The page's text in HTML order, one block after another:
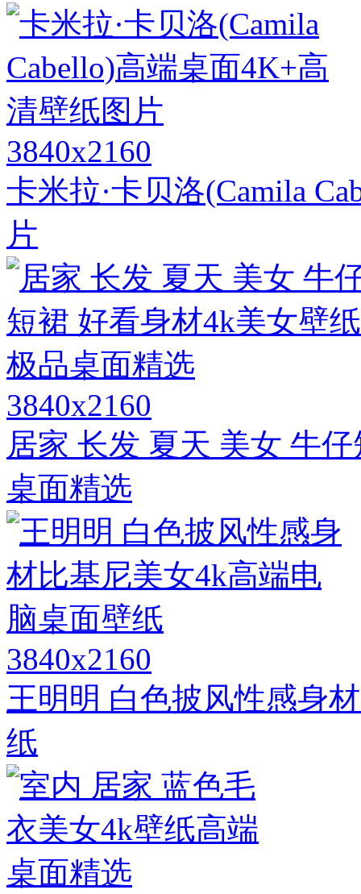
3840x2160
卡米拉·卡贝洛(Camila
片
3840x2160
居家 长发 夏天 美女 牛
桌面精选
3840x2160
王明明 白色披风性感身
纸